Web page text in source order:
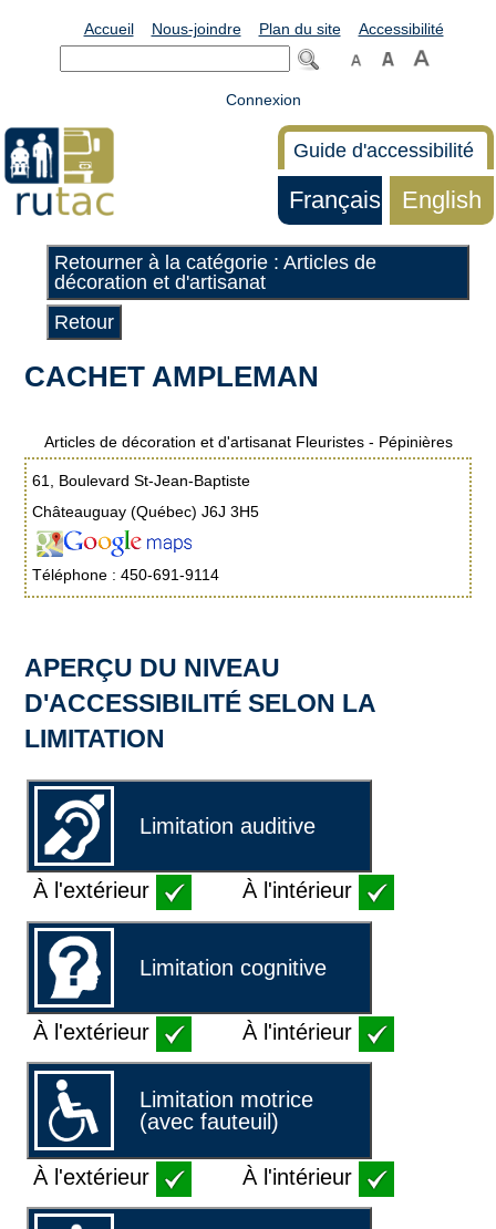
Accueil Nous-joindre Plan du site Accessibilité
Connexion
Guide d'accessibilité
Français English
Retourner à la catégorie : Articles de
décoration et d'artisanat
Retour
CACHET AMPLEMAN
Articles de décoration et d'artisanat Fleuristes - Pépinières
61, Boulevard St-Jean-Baptiste
Châteauguay (Québec) J6J 3H5
Téléphone : 450-691-9114
APERÇU DU NIVEAU
D'ACCESSIBILITÉ SELON LA
LIMITATION
Limitation auditive
À l'extérieur À l'intérieur
Limitation cognitive
À l'extérieur À l'intérieur
Limitation motrice
(avec fauteuil)
À l'extérieur À l'intérieur